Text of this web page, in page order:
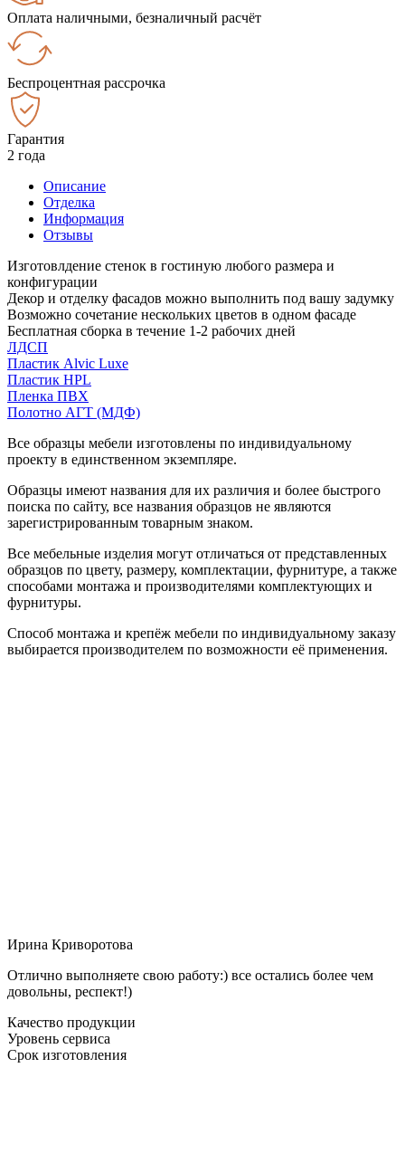
Оплата наличными, безналичный расчёт
Беспроцентная рассрочка
Гарантия
2 года
Описание
Отделка
Информация
Отзывы
Изготовлдение стенок в гостиную любого размера и
конфигурации
Декор и отделку фасадов можно выполнить под вашу задумку
Возможно сочетание нескольких цветов в одном фасаде
Бесплатная сборка в течение 1-2 рабочих дней
ЛДСП
Пластик Alvic Luxe
Пластик HPL
Пленка ПВХ
Полотно АГТ (МДФ)
Все образцы мебели изготовлены по индивидуальному
проекту в единственном экземпляре.
Образцы имеют названия для их различия и более быстрого
поиска по сайту, все названия образцов не являются
зарегистрированным товарным знаком.
Все мебельные изделия могут отличаться от представленных
образцов по цвету, размеру, комплектации, фурнитуре, а также
способами монтажа и производителями комплектующих и
фурнитуры.
Способ монтажа и крепёж мебели по индивидуальному заказу
выбирается производителем по возможности её применения.
Ирина Криворотова
Отлично выполняете свою работу:) все остались более чем
довольны, респект!)
Качество продукции
Уровень сервиса
Срок изготовления